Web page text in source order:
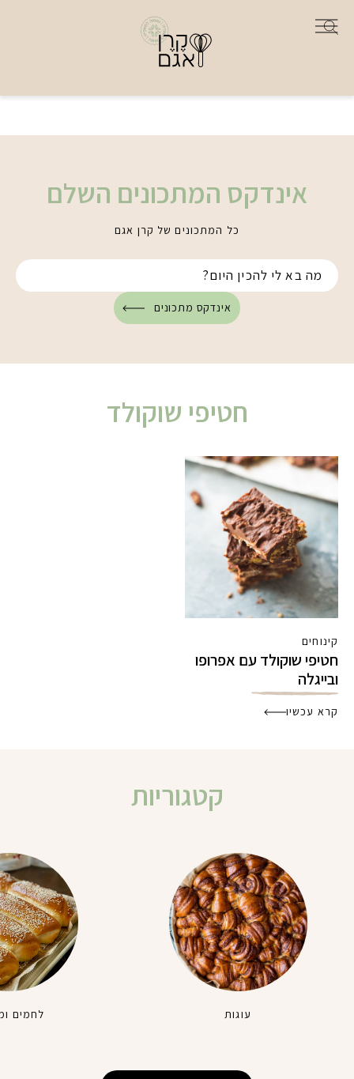
אינדקס המתכונים השלם
כל המתכונים של קרן אגם
אינדקס מתכונים
חטיפי שוקולד
קינוחים
חטיפי שוקולד עם אפרופו
ובייגלה
קרא עכשיו
קטגוריות
עוגות לחמים